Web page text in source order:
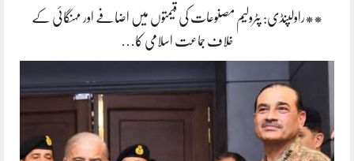
**راولپنڈی: پٹرولیم مصنوعات کی قیمتوں میں اضافے اور مہنگائی کے
خلاف جماعت اسلامی کا…